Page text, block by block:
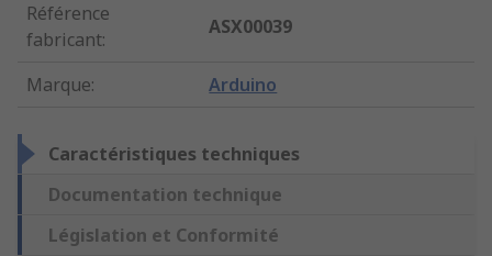
Référence
fabricant:
ASX00039
Marque: Arduino
Caractéristiques techniques
Documentation technique
Législation et Conformité